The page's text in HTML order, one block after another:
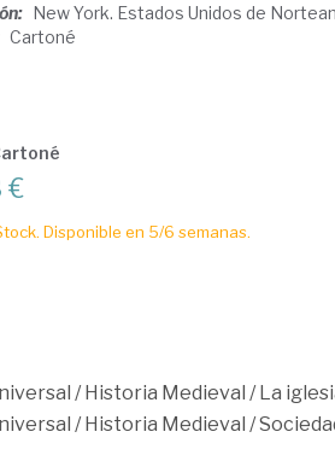
New York. Estados Unidos de
Cartoné
€
Disponible en 5/6 semanas.
/Historia Medieval /La
/Historia Medieval /